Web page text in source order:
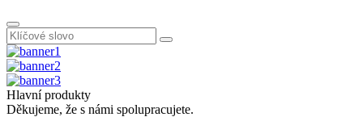
Hlavní produkty
Děkujeme, že s námi spolupracujete.